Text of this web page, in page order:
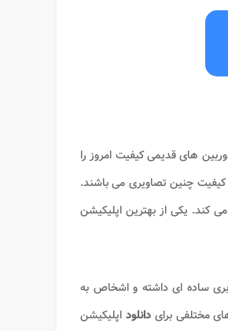
های قدیمی کیفیت امروز را
کیفیت چنین تصاویری می باشند.
کند. یکی از بهترین اپلیکیشن
ساده ای داشته و اشخاص به
مختلفی برایدانلود اپلیکیشن